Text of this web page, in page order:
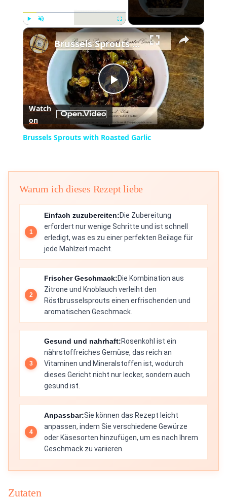
Play Fullscreen ×
Play
Video
Brussels Sprouts with Roasted Garlic
Watch
on
Brussels Sprouts with Roasted Garlic
Warum ich dieses Rezept liebe
Einfach zuzubereiten:Die Zubereitung
erfordert nur wenige Schritte und ist schnell
erledigt, was es zu einer perfekten Beilage für
jede Mahlzeit macht.
Frischer Geschmack:Die Kombination aus
Zitrone und Knoblauch verleiht den
Röstbrusselsprouts einen erfrischenden und
aromatischen Geschmack.
Gesund und nahrhaft:Rosenkohl ist ein
nährstoffreiches Gemüse, das reich an
Vitaminen und Mineralstoffen ist, wodurch
dieses Gericht nicht nur lecker, sondern auch
gesund ist.
Anpassbar:Sie können das Rezept leicht
anpassen, indem Sie verschiedene Gewürze
oder Käsesorten hinzufügen, um es nach Ihrem
Geschmack zu variieren.
Zutaten